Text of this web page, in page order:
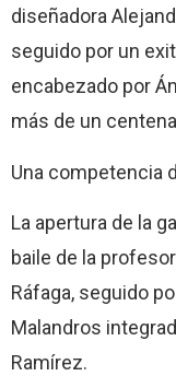
diseñadora
seguido por un
encabezado por
más de un
Una competencia
La apertura de la
baile de la
Ráfaga, seguido
Malandros
Ramírez.